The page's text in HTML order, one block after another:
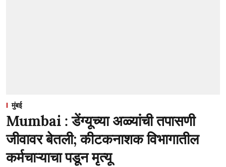
मुंबई
Mumbai : डेंग्यूच्या अळ्यांची तपासणी
जीवावर बेतली; कीटकनाशक विभागातील
कर्मचाऱ्याचा पडून मृत्यू